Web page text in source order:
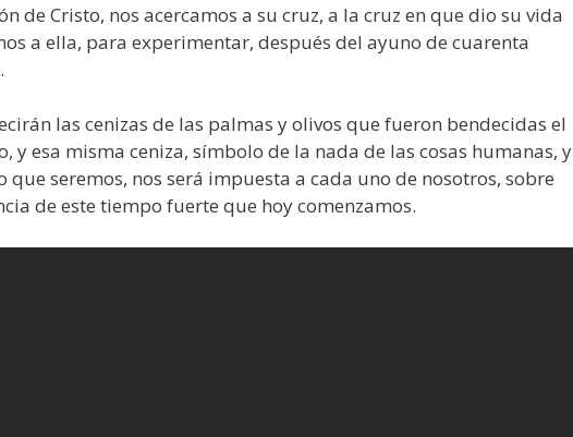
de Cristo, nos acercamos a su cruz, a la cruz en que dio su vida
a ella, para experimentar, después del ayuno de cuarenta
las cenizas de las palmas y olivos que fueron bendecidas el
y esa misma ceniza, símbolo de la nada de las cosas humanas, y
seremos, nos será impuesta a cada uno de nosotros, sobre
de este tiempo fuerte que hoy comenzamos.